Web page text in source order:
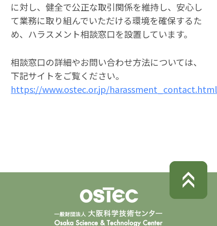
に対し、健全で公正な取引関係を維持し、安心し
て業務に取り組んでいただける環境を確保するた
め、ハラスメント相談窓口を設置しています。
相談窓口の詳細やお問い合わせ方法については、
下記サイトをご覧ください。
https://www.ostec.or.jp/harassment_contact.html